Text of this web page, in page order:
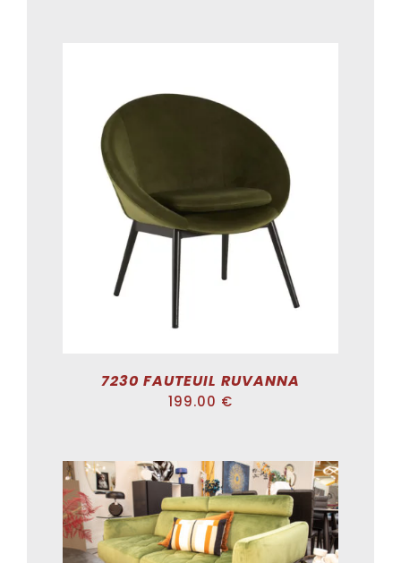
ADD TO CART /
DÉTAILS
7230 FAUTEUIL RUVANNA
199.00 €
ADD TO CART /